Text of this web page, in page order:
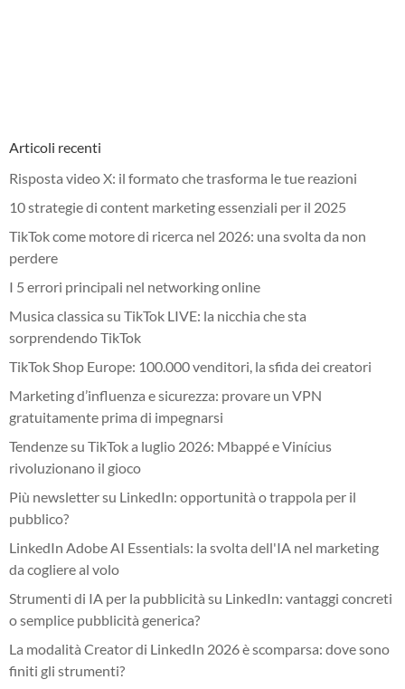
Articoli recenti
Risposta video X: il formato che trasforma le tue reazioni
10 strategie di content marketing essenziali per il 2025
TikTok come motore di ricerca nel 2026: una svolta da non
perdere
I 5 errori principali nel networking online
Musica classica su TikTok LIVE: la nicchia che sta
sorprendendo TikTok
TikTok Shop Europe: 100.000 venditori, la sfida dei creatori
Marketing d’influenza e sicurezza: provare un VPN
gratuitamente prima di impegnarsi
Tendenze su TikTok a luglio 2026: Mbappé e Vinícius
rivoluzionano il gioco
Più newsletter su LinkedIn: opportunità o trappola per il
pubblico?
LinkedIn Adobe AI Essentials: la svolta dell'IA nel marketing
da cogliere al volo
Strumenti di IA per la pubblicità su LinkedIn: vantaggi concreti
o semplice pubblicità generica?
La modalità Creator di LinkedIn 2026 è scomparsa: dove sono
finiti gli strumenti?